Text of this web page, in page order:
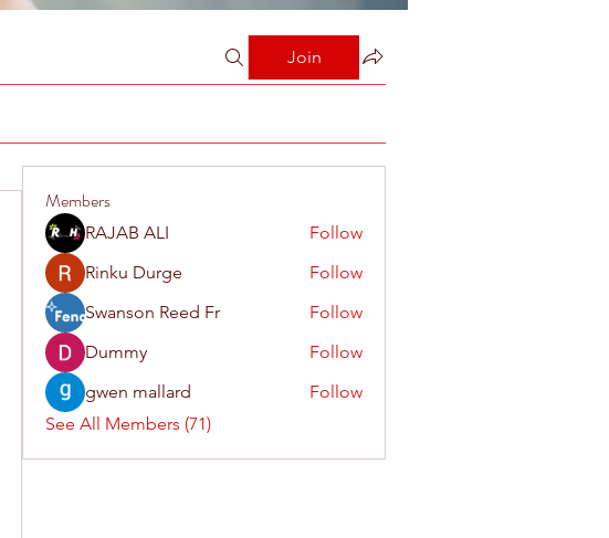
Join
Members
RAJAB ALI
Follow
Rinku Durge
Follow
Swanson Reed Fr
Follow
Dummy
Follow
gwen mallard
Follow
See All Members (71)